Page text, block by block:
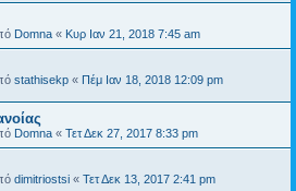
Domna « Κυρ Ιαν 21, 2018 7:45 am
stathisekp « Πέμ Ιαν 18, 2018 12:09 pm
Domna « Τετ Δεκ 27, 2017 8:33 pm
dimitriostsi « Τετ Δεκ 13, 2017 2:41 pm